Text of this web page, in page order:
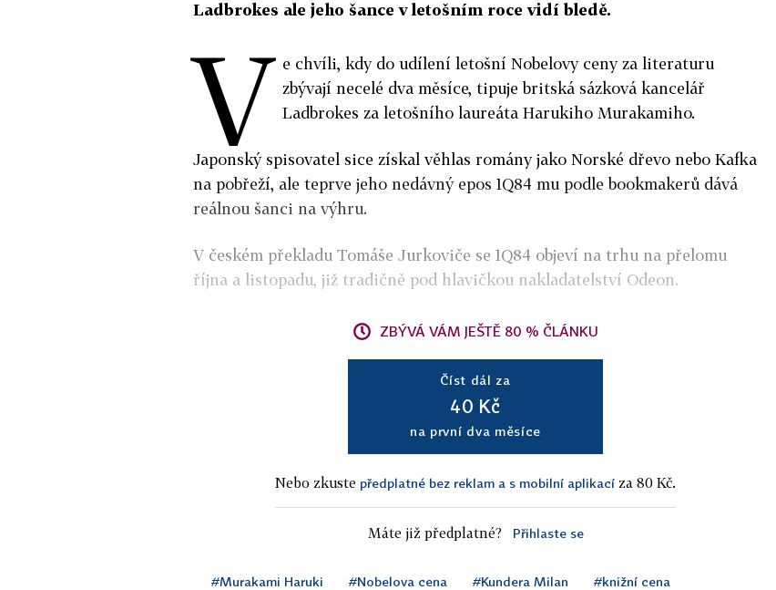
Ladbrokes ale jeho šance v letošním roce vidí bledě.
V e chvíli, kdy do udílení letošní Nobelovy ceny za literaturu
zbývají necelé dva měsíce, tipuje britská sázková kancelář
Ladbrokes za letošního laureáta Harukiho Murakamiho.
Japonský spisovatel sice získal věhlas romány jako Norské dřevo nebo Kafka
na pobřeží, ale teprve jeho nedávný epos 1Q84 mu podle bookmakerů dává
reálnou šanci na výhru.
V českém překladu Tomáše Jurkoviče se 1Q84 objeví na trhu na přelomu
října a listopadu, již tradičně pod hlavičkou nakladatelství Odeon.
ZBÝVÁ VÁM JEŠTĚ 80 % ČLÁNKU
Číst dál za
40 Kč
na první dva měsíce
Nebo zkuste předplatné bez reklam a s mobilní aplikací za 80 Kč.
Máte již předplatné? Přihlaste se
#Murakami Haruki #Nobelova cena #Kundera Milan #knižní cena